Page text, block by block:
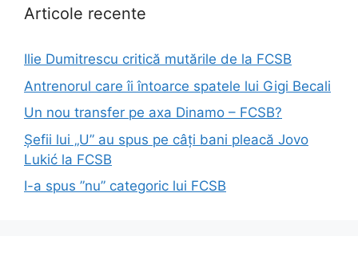
Articole recente
Ilie Dumitrescu critică mutările de la FCSB
Antrenorul care îi întoarce spatele lui Gigi Becali
Un nou transfer pe axa Dinamo – FCSB?
Șefii lui „U” au spus pe câți bani pleacă Jovo
Lukić la FCSB
I-a spus ”nu” categoric lui FCSB